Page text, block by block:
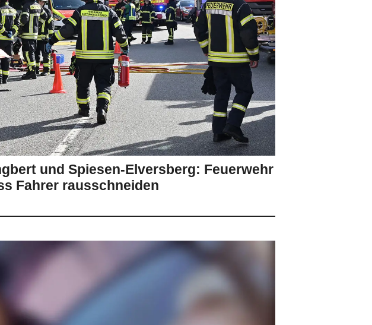
und Spiesen-Elversberg: Feuerwehr
Fahrer rausschneiden